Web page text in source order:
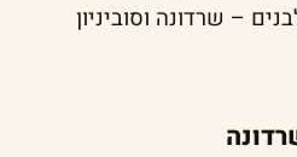
2 יינות לבנים – שרדונה וסוביניון